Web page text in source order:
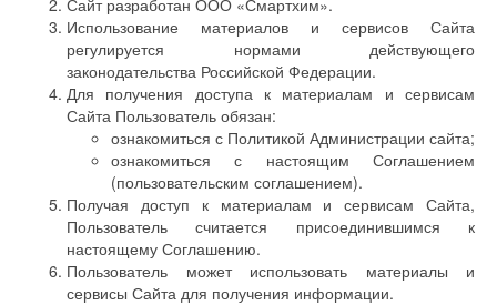
Сайт разработан ООО «Смартхим».
Использование материалов и сервисов Сайта
регулируется нормами действующего
законодательства Российской Федерации.
Для получения доступа к материалам и сервисам
Сайта Пользователь обязан:
ознакомиться с Политикой Администрации сайта;
ознакомиться с настоящим Соглашением
(пользовательским соглашением).
Получая доступ к материалам и сервисам Сайта,
Пользователь считается присоединившимся к
настоящему Соглашению.
Пользователь может использовать материалы и
сервисы Сайта для получения информации.